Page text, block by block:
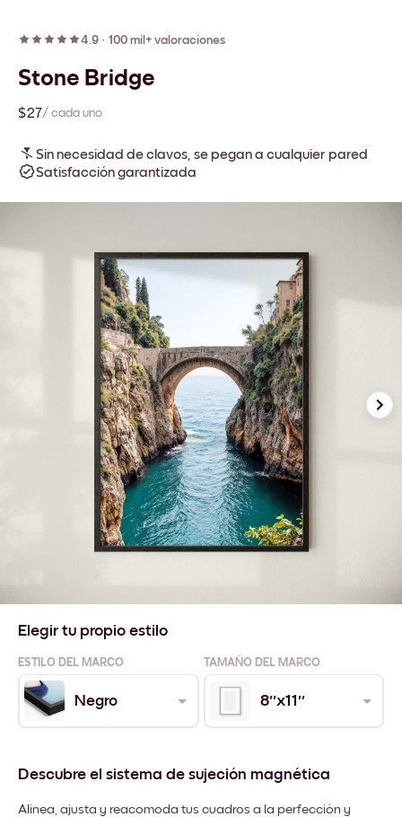
4.9 · 100 mil+ valoraciones
Stone Bridge
$27/ cada uno
Sin necesidad de clavos, se pegan a cualquier pared
Satisfacción garantizada
Elegir tu propio estilo
ESTILO DEL MARCO TAMAÑO DEL MARCO
Negro 8''x11''
Descubre el sistema de sujeción magnética
Alinea, ajusta y reacomoda tus cuadros a la perfección y